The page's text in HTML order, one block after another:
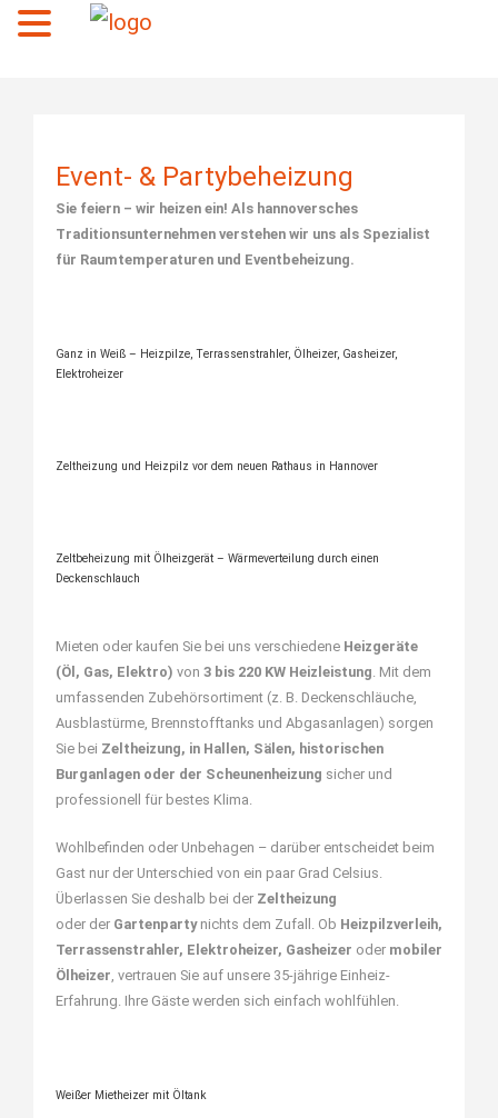
Event- & Partybeheizung
Sie feiern – wir heizen ein! Als hannoversches
Traditionsunternehmen verstehen wir uns als Spezialist
für Raumtemperaturen und Eventbeheizung.
Ganz in Weiß – Heizpilze, Terrassenstrahler, Ölheizer, Gasheizer,
Elektroheizer
Zeltheizung und Heizpilz vor dem neuen Rathaus in Hannover
Zeltbeheizung mit Ölheizgerät – Wärmeverteilung durch einen
Deckenschlauch
Mieten oder kaufen Sie bei uns verschiedene Heizgeräte
(Öl, Gas, Elektro) von 3 bis 220 KW Heizleistung. Mit dem
umfassenden Zubehörsortiment (z. B. Deckenschläuche,
Ausblastürme, Brennstofftanks und Abgasanlagen) sorgen
Sie bei Zeltheizung, in Hallen, Sälen, historischen
Burganlagen oder der Scheunenheizung sicher und
professionell für bestes Klima.
Wohlbefinden oder Unbehagen – darüber entscheidet beim
Gast nur der Unterschied von ein paar Grad Celsius.
Überlassen Sie deshalb bei der Zeltheizung
oder der Gartenpartynichts dem Zufall. Ob Heizpilzverleih,
Terrassenstrahler, Elektroheizer, Gasheizer oder mobiler
Ölheizer, vertrauen Sie auf unsere 35-jährige Einheiz-
Erfahrung. Ihre Gäste werden sich einfach wohlfühlen.
Weißer Mietheizer mit Öltank
Menü